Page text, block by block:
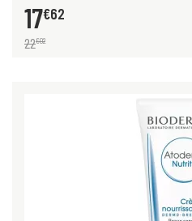
17€62
22€02